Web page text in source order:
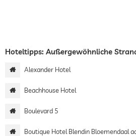
Hoteltipps: Außergewöhnliche
Alexander Hotel
Beachhouse Hotel
Boulevard 5
Boutique Hotel Blendin Bloemendaal